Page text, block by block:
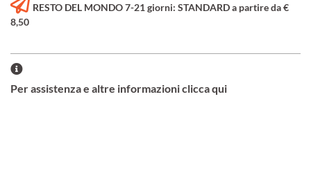
RESTO DEL MONDO 7-21 giorni: STANDARD a partire da €
8,50
Per assistenza e altre informazioni clicca qui